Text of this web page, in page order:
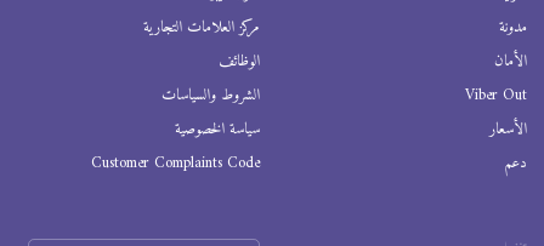
مدونة
الأمان
Viber Out
الأسعار
دعم
مركز العلامات التجارية
الوظائف
الشروط والسياسات
سياسة الخصوصية
Customer Complaints Code